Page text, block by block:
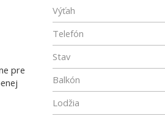
pre
Výťah
Telefón
Stav
Balkón
Lodžia